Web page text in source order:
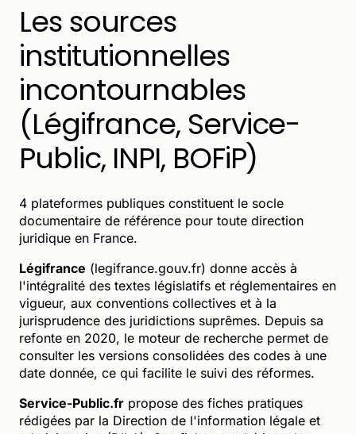
Les sources
institutionnelles
incontournables
(Légifrance, Service-
Public, INPI, BOFiP)
4 plateformes publiques constituent le socle
documentaire de référence pour toute direction
juridique en France.
Légifrance (legifrance.gouv.fr) donne accès à
l'intégralité des textes législatifs et réglementaires en
vigueur, aux conventions collectives et à la
jurisprudence des juridictions suprêmes. Depuis sa
refonte en 2020, le moteur de recherche permet de
consulter les versions consolidées des codes à une
date donnée, ce qui facilite le suivi des réformes.
Service-Public.fr propose des fiches pratiques
rédigées par la Direction de l'information légale et